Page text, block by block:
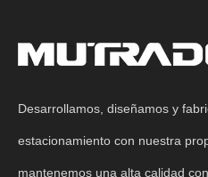
Desarrollamos, diseñamos y
estacionamiento con nuestra
mantenemos una alta calidad